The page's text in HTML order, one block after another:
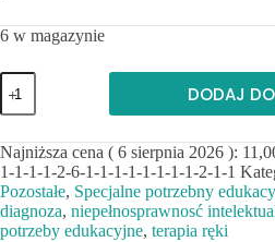
6 w magazynie
ilość
Terapia
ręki
A
do
Z.
Grafomotoryczne
ulice.
DODAJ
Najniższa cena ( 6 sierpnia 2026 ):
1-1-1-1-2-6-1-1-1-1-1-1-1-1-2-1-1
Pozostałe, Specjalne potrzebny
diagnoza, niepełnosprawnosć
potrzeby edukacyjne, terapia ręki